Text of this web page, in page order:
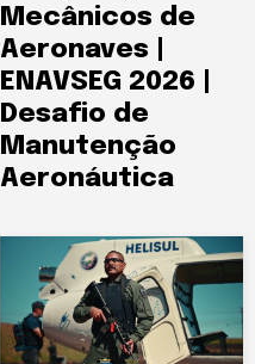
Mecânicos de
Aeronaves |
ENAVSEG 2026 |
Desafio de
Manutenção
Aeronáutica